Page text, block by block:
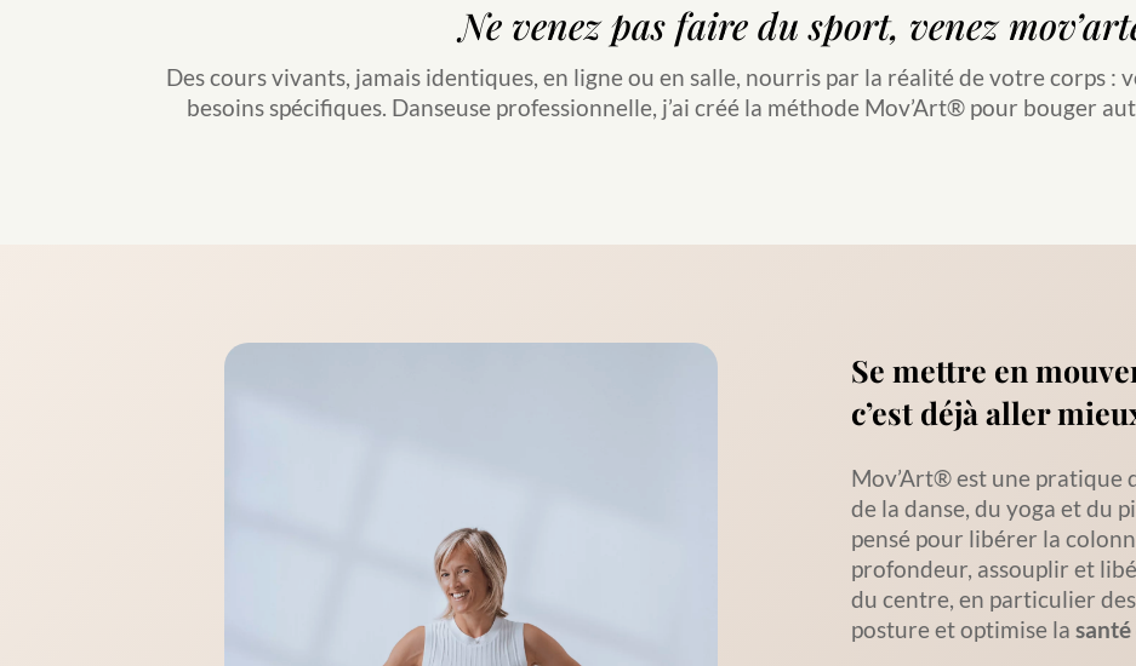
Ne venez pas faire du sport, venez
Des cours vivants, jamais identiques, en ligne ou en salle, nourris par la réalité de votre corps :
besoins spécifiques. Danseuse professionnelle, j’ai créé la méthode Mov’Art® pour bouger
Se mettre en
c’est déjà aller
Mov’Art® est une pratique
de la danse, du yoga et du
pensé pour libérer la
profondeur, assouplir et
du centre, en particulier des
posture et optimise la santé